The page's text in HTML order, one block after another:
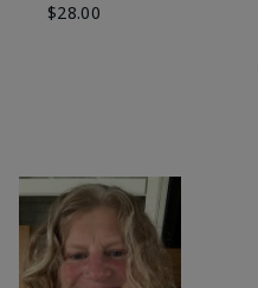
$28.00